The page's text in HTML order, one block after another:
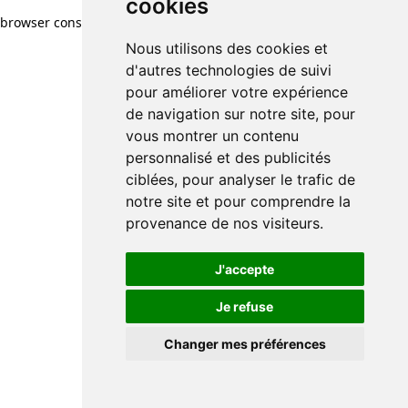
cookies
Nous utilisons des cookies et
d'autres technologies de suivi
pour améliorer votre expérience
de navigation sur notre site, pour
vous montrer un contenu
personnalisé et des publicités
ciblées, pour analyser le trafic de
notre site et pour comprendre la
provenance de nos visiteurs.
J'accepte
Je refuse
Changer mes préférences
browser console for more information)